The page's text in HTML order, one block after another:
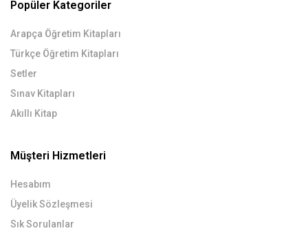
Popüler Kategoriler
Arapça Öğretim Kitapları
Türkçe Öğretim Kitapları
Setler
Sınav Kitapları
Akıllı Kitap
Müşteri Hizmetleri
Hesabım
Üyelik Sözleşmesi
Sık Sorulanlar